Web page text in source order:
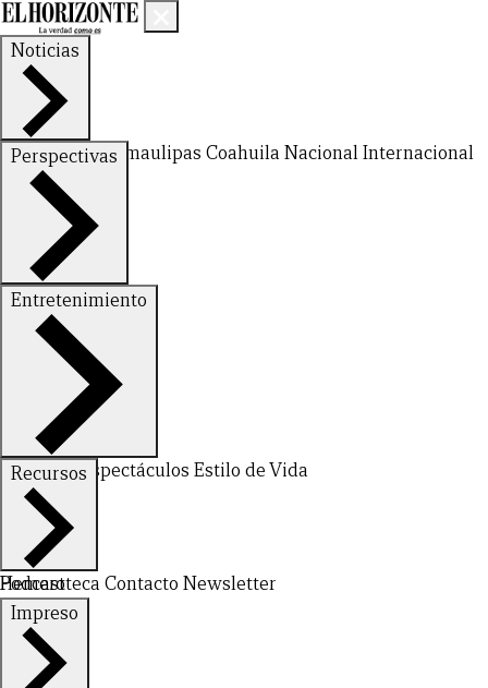
Noticias
Nuevo LeónTamaulipas Coahuila NacionalInternacional
Perspectivas
FinanzasOpinión
Entretenimiento
DeportesEspectáculos Estilo de Vida
Recursos
Hemeroteca Contacto Newsletter
Podcast
Impreso